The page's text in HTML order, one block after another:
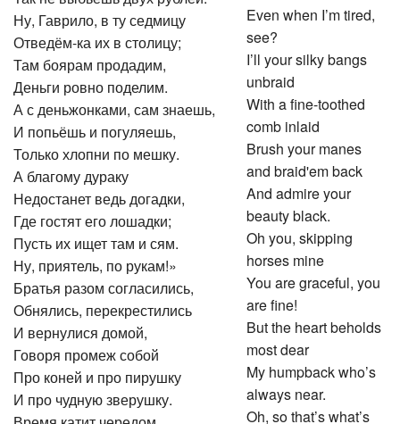
Ну, Гаврило, в ту седмицу
Отведём-ка их в столицу;
Там боярам продадим,
Деньги ровно поделим.
А с деньжонками, сам знаешь,
И попьёшь и погуляешь,
Только хлопни по мешку.
А благому дураку
Недостанет ведь догадки,
Где гостят его лошадки;
Пусть их ищет там и сям.
Ну, приятель, по рукам!»
Братья разом согласились,
Обнялись, перекрестились
И вернулися домой,
Говоря промеж собой
Про коней и про пирушку
И про чудную зверушку.
Even when I’m tired,
see?
I’ll your silky bangs
unbraid
With a fine-toothed
comb inlaid
Brush your manes
and braid'em back
And admire your
beauty black.
Oh you, skipping
horses mine
You are graceful, you
are fine!
But the heart beholds
most dear
My humpback who’s
always near.
Oh, so that’s what’s